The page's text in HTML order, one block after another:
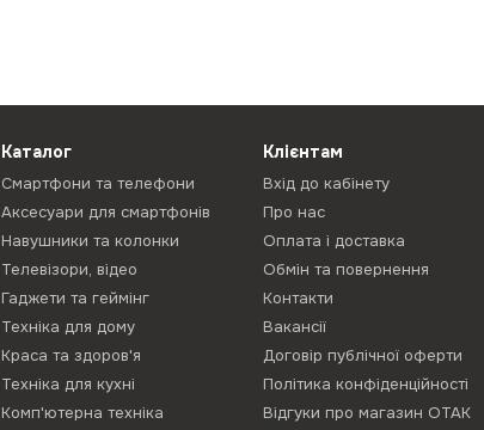
Каталог
Смартфони та телефони
Аксесуари для смартфонів
Навушники та колонки
Телевізори, відео
Гаджети та геймінг
Техніка для дому
Краса та здоров'я
Техніка для кухні
Комп'ютерна техніка
Клієнтам
Вхід до кабінету
Про нас
Оплата і доставка
Обмін та повернення
Контакти
Вакансії
Договір публічної оферти
Політика конфіденційності
Відгуки про магазин ОТАК